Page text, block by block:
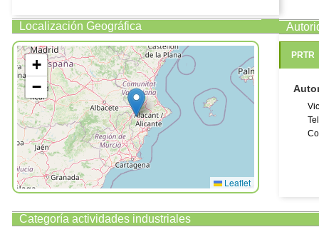
Localización Geográfica
+
−
Leaflet
PRTR
Categoría actividades industriales